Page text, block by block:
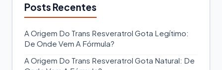
Posts Recentes
A Origem Do Trans Resveratrol Gota Legítimo:
De Onde Vem A Fórmula?
A Origem Do Trans Resveratrol Gota Natural: De